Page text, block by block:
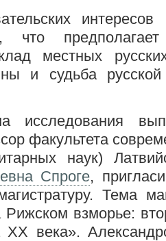
что
местных
и судьба
факультета
наук)
Спроге,
Тема
Рижском взморье:
XX века».